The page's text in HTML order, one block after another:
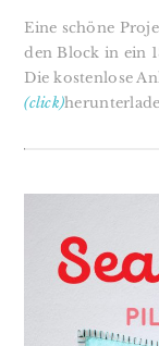
Eine schöne
den Block in ein
Die kostenlose
(click)